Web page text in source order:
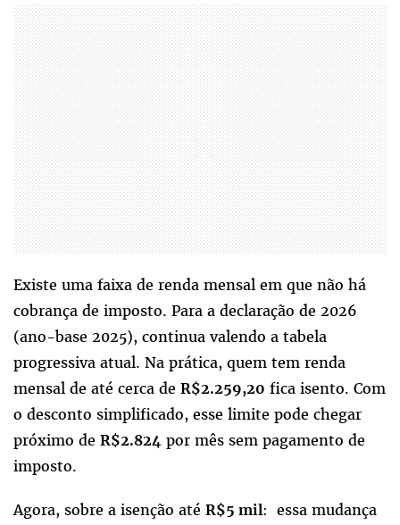
Existe uma faixa de renda mensal em que não há
cobrança de imposto. Para a declaração de 2026
(ano-base 2025), continua valendo a tabela
progressiva atual. Na prática, quem tem renda
mensal de até cerca de R$2.259,20 fica isento. Com
o desconto simplificado, esse limite pode chegar
próximo de R$2.824 por mês sem pagamento de
imposto.
Agora, sobre a isenção até R$5 mil: essa mudança